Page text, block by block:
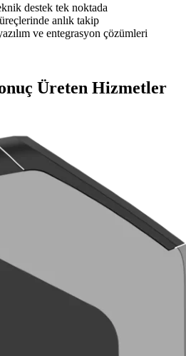
destek tek noktada
anlık takip
ve entegrasyon çözümleri
Üreten Hizmetler